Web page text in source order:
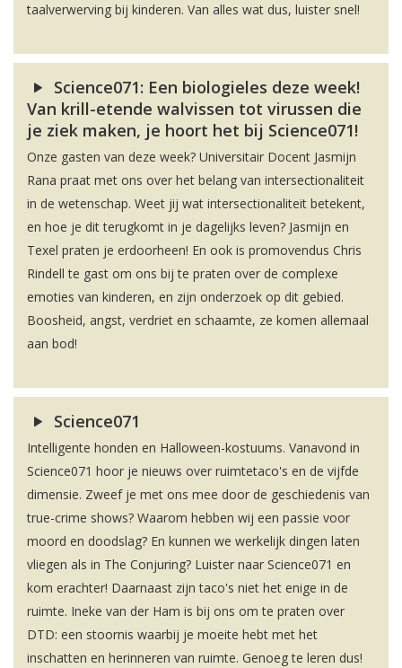
taalverwerving bij kinderen. Van alles wat dus, luister snel!
Science071: Een biologieles deze week!
Van krill-etende walvissen tot virussen die
je ziek maken, je hoort het bij Science071!
Onze gasten van deze week? Universitair Docent Jasmijn
Rana praat met ons over het belang van intersectionaliteit
in de wetenschap. Weet jij wat intersectionaliteit betekent,
en hoe je dit terugkomt in je dagelijks leven? Jasmijn en
Texel praten je erdoorheen! En ook is promovendus Chris
Rindell te gast om ons bij te praten over de complexe
emoties van kinderen, en zijn onderzoek op dit gebied.
Boosheid, angst, verdriet en schaamte, ze komen allemaal
aan bod!
Science071
Intelligente honden en Halloween-kostuums. Vanavond in
Science071 hoor je nieuws over ruimtetaco's en de vijfde
dimensie. Zweef je met ons mee door de geschiedenis van
true-crime shows? Waarom hebben wij een passie voor
moord en doodslag? En kunnen we werkelijk dingen laten
vliegen als in The Conjuring? Luister naar Science071 en
kom erachter! Daarnaast zijn taco's niet het enige in de
ruimte. Ineke van der Ham is bij ons om te praten over
DTD: een stoornis waarbij je moeite hebt met het
inschatten en herinneren van ruimte. Genoeg te leren dus!